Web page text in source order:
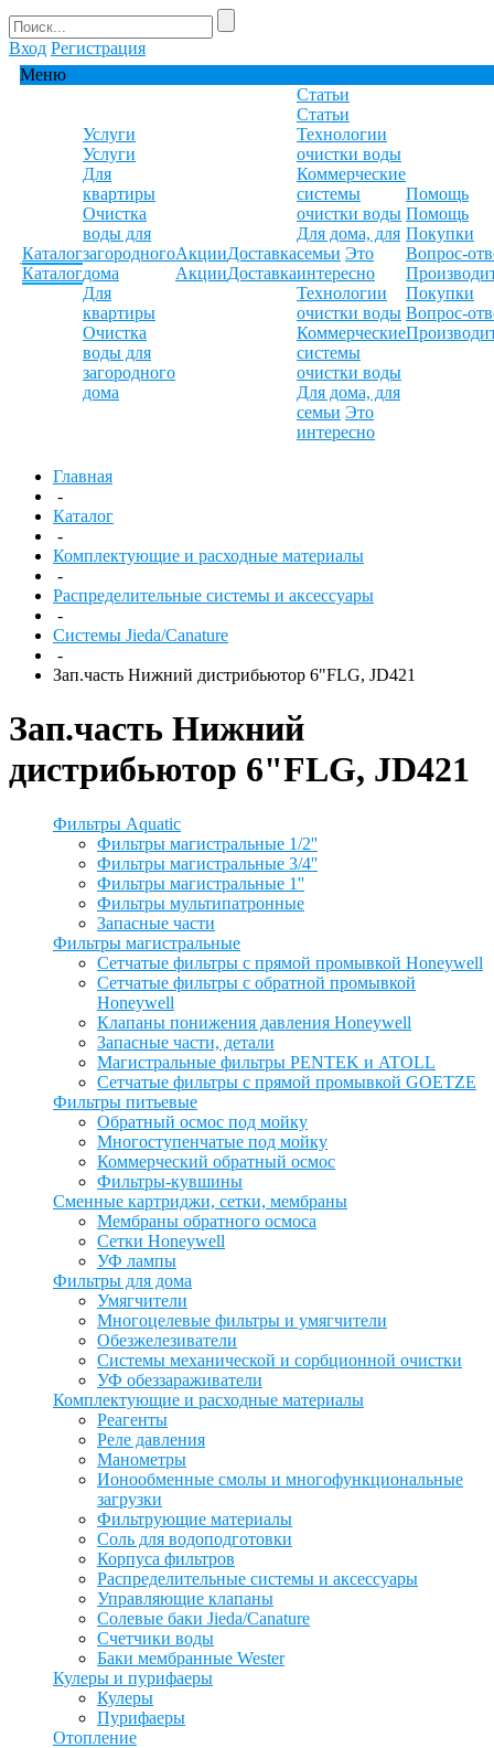
Вход Регистрация
Меню
Каталог
Каталог
Услуги
Услуги
Для
квартиры
Очистка
воды для
загородного
дома
Для
квартиры
Очистка
воды для
загородного
дома
Акции
Акции
Доставка
Доставка
Статьи
Статьи
Технологии
очистки воды
Коммерческие
системы
очистки воды
Для дома, для
семьи Это
интересно
Технологии
очистки воды
Коммерческие
системы
очистки воды
Для дома, для
семьи Это
интересно
Помощь
Помощь
Покупки
Вопрос-
Покупки
Вопрос-
Главная
-
Каталог
-
Комплектующие и расходные материалы
-
Распределительные системы и аксессуары
-
Системы Jieda/Canature
-
Зап.часть Нижний дистрибьютор 6"FLG, JD421
Зап.часть Нижний
дистрибьютор 6"FLG, JD421
Фильтры Aquatic
Фильтры магистральные 1/2''
Фильтры магистральные 3/4''
Фильтры магистральные 1''
Фильтры мультипатронные
Запасные части
Фильтры магистральные
Сетчатые фильтры с прямой промывкой Honeywell
Сетчатые фильтры с обратной промывкой
Honeywell
Клапаны понижения давления Honeywell
Запасные части, детали
Магистральные фильтры PENTEK и ATOLL
Сетчатые фильтры с прямой промывкой GOETZE
Фильтры питьевые
Обратный осмос под мойку
Многоступенчатые под мойку
Коммерческий обратный осмос
Фильтры-кувшины
Сменные картриджи, сетки, мембраны
Мембраны обратного осмоса
Сетки Honeywell
УФ лампы
Фильтры для дома
Умягчители
Многоцелевые фильтры и умягчители
Обезжелезиватели
Системы механической и сорбционной очистки
УФ обеззараживатели
Комплектующие и расходные материалы
Реагенты
Реле давления
Манометры
Ионообменные смолы и многофункциональные
загрузки
Фильтрующие материалы
Соль для водоподготовки
Корпуса фильтров
Распределительные системы и аксессуары
Управляющие клапаны
Солевые баки Jieda/Canature
Счетчики воды
Баки мембранные Wester
Кулеры и пурифаеры
Кулеры
Пурифаеры
Отопление